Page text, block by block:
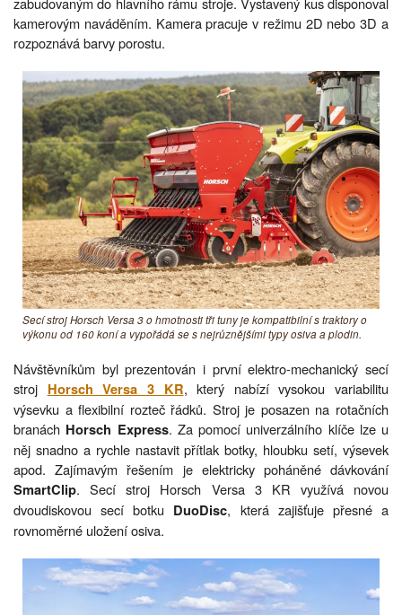
kamerovým naváděním. Kamera pracuje v režimu 2D nebo 3D a
rozpoznává barvy porostu.
Secí stroj Horsch Versa 3 o hmotnosti tři tuny je kompatibilní s traktory o
výkonu od 160 koní a vypořádá se s nejrůznějšími typy osiva a plodin.
Návštěvníkům byl prezentován i první elektro-mechanický secí
stroj Horsch Versa 3 KR, který nabízí vysokou variabilitu
výsevku a flexibilní rozteč řádků. Stroj je posazen na rotačních
branách Horsch Express. Za pomocí univerzálního klíče lze u
něj snadno a rychle nastavit přítlak botky, hloubku setí, výsevek
apod. Zajímavým řešením je elektricky poháněné dávkování
SmartClip. Secí stroj Horsch Versa 3 KR využívá novou
dvoudiskovou secí botku DuoDisc, která zajišťuje přesné a
rovnoměrné uložení osiva.